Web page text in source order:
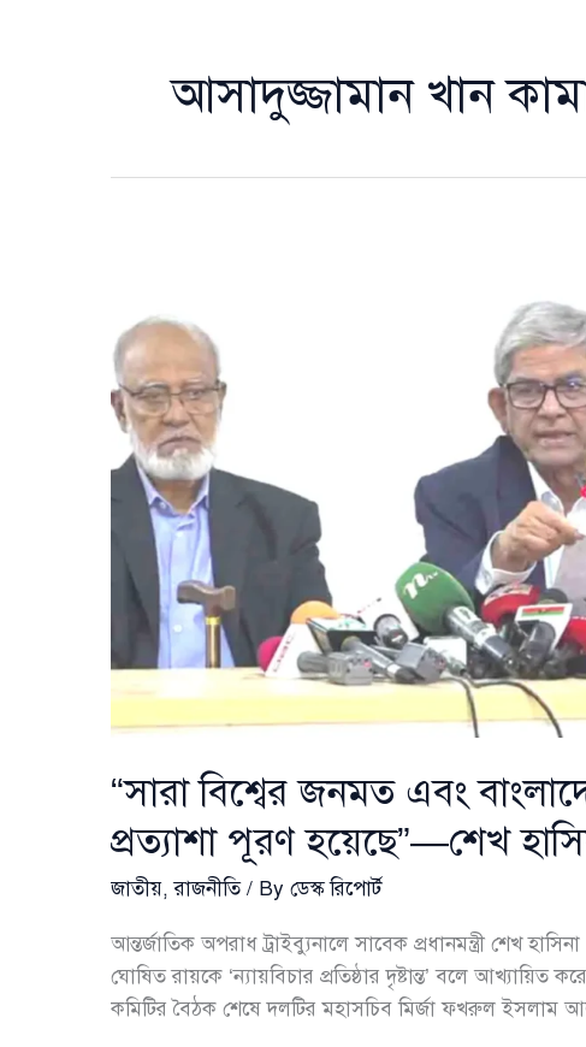
আসাদুজ্জামান খান
“সারা বিশ্বের জনমত এবং
প্রত্যাশা পূরণ হয়েছে”—শেখ
জাতীয়,রাজনীতি/ By ডেস্ক রিপোর্ট
আন্তর্জাতিক অপরাধ ট্রাইব্যুনালে সাবেক প্রধানমন্ত্রী শেখ
ঘোষিত রায়কে ‘ন্যায়বিচার প্রতিষ্ঠার দৃষ্টান্ত’ বলে আখ্যায়িত
কমিটির বৈঠক শেষে দলটির মহাসচিব মির্জা ফখরুল